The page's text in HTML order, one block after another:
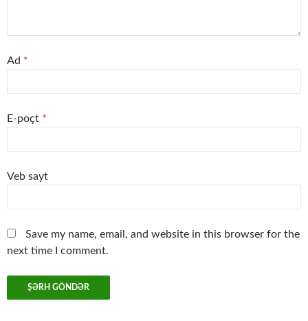
Ad *
E-poçt *
Veb sayt
Save my name, email, and website in this browser for the
next time I comment.